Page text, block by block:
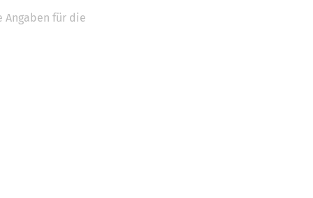
Angaben für die